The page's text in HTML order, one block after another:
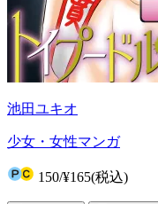
池田ユキオ
少女・女性マンガ
150/¥165(税込)